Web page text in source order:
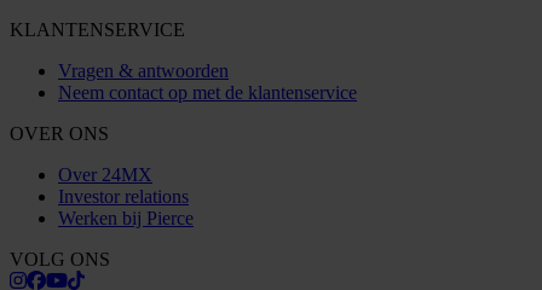
KLANTENSERVICE
Vragen & antwoorden
Neem contact op met de klantenservice
OVER ONS
Over 24MX
Investor relations
Werken bij Pierce
VOLG ONS